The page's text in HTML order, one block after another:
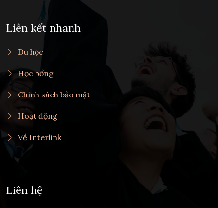
Liên kết nhanh
Du học
Học bổng
Chính sách bảo mật
Hoạt động
Về Interlink
Liên hệ